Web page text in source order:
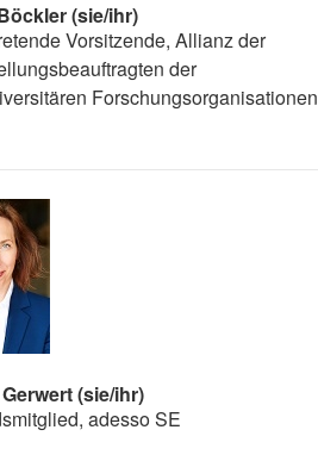
(sie/ihr)
Vorsitzende, Allianz der
der
Forschungsorganisationen
(sie/ihr)
adesso SE